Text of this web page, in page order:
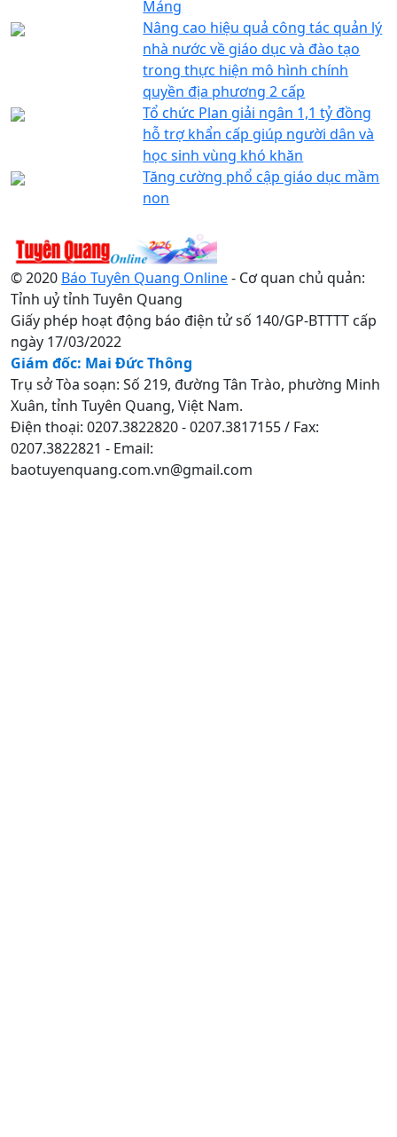
Máng
Nâng cao hiệu quả công tác quản lý
nhà nước về giáo dục và đào tạo
trong thực hiện mô hình chính
quyền địa phương 2 cấp
Tổ chức Plan giải ngân 1,1 tỷ đồng
hỗ trợ khẩn cấp giúp người dân và
học sinh vùng khó khăn
Tăng cường phổ cập giáo dục mầm
non
© 2020 Báo Tuyên Quang Online- Cơ quan chủ quản:
Tỉnh uỷ tỉnh Tuyên Quang
Giấy phép hoạt động báo điện tử số 140/GP-BTTTT cấp
ngày 17/03/2022
Giám đốc: Mai Đức Thông
Trụ sở Tòa soạn: Số 219, đường Tân Trào, phường Minh
Xuân, tỉnh Tuyên Quang, Việt Nam.
Điện thoại: 0207.3822820 - 0207.3817155 / Fax:
0207.3822821 - Email:
baotuyenquang.com.vn@gmail.com